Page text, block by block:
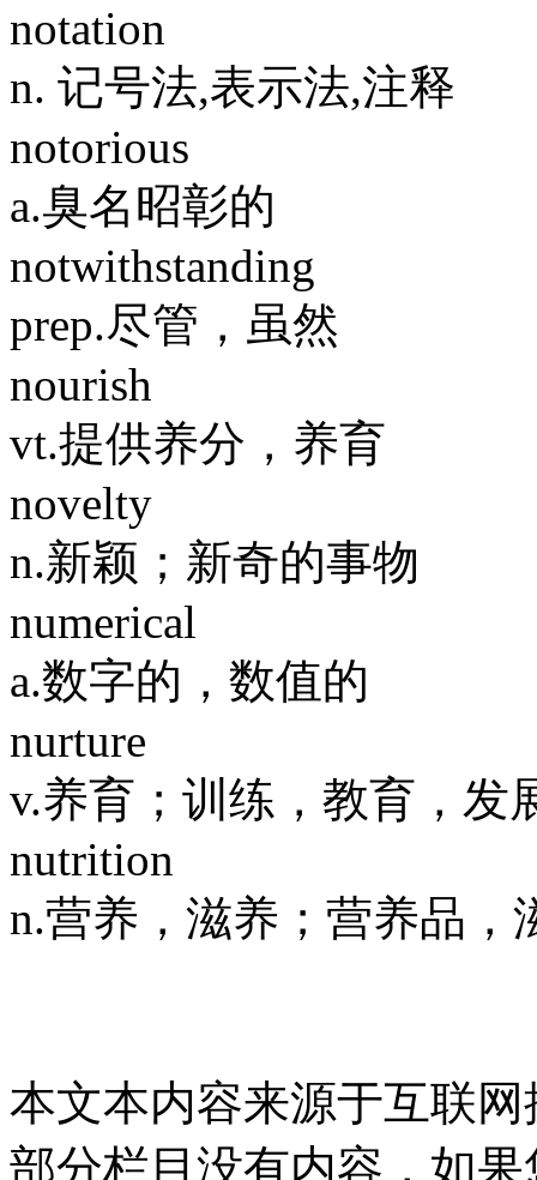
notation
n. 记号法,表示法,注释
notorious
a.臭名昭彰的
notwithstanding
prep.尽管，虽然
nourish
vt.提供养分，养育
novelty
n.新颖；新奇的事物
numerical
a.数字的，数值的
nurture
v.养育；训练，教育，发
nutrition
n.营养，滋养；营养品，
本文本内容来源于互联
部分栏目没有内容，如